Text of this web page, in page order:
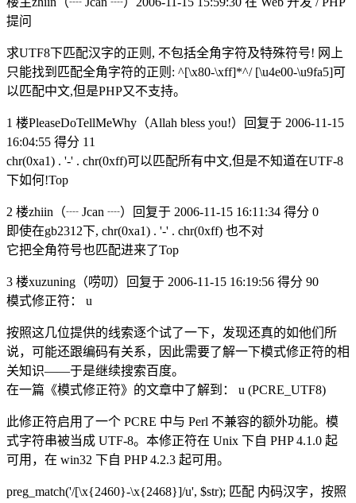
提问
求UTF8下匹配汉字的正则, 不包括全角字符及特殊符号! 网上
只能找到匹配全角字符的正则: ^[\x80-\xff]*^/ [\u4e00-\u9fa5]可
以匹配中文,但是PHP又不支持。
1 楼PleaseDoTellMeWhy（Allah bless you!）回复于 2006-11-15
16:04:55 得分 11
chr(0xa1) . '-' . chr(0xff)可以匹配所有中文,但是不知道在UTF-8
下如何!Top
2 楼zhiin（┈ Jcan ┈）回复于 2006-11-15 16:11:34 得分 0
即使在gb2312下, chr(0xa1) . '-' . chr(0xff) 也不对
它把全角符号也匹配进来了Top
3 楼xuzuning（唠叨）回复于 2006-11-15 16:19:56 得分 90
模式修正符： u
按照这几位提供的线索逐个试了一下，发现还真的如他们所
说，可能还跟编码有关系，因此需要了解一下模式修正符的相
关知识——于是继续搜索百度。
在一篇《模式修正符》的文章中了解到： u (PCRE_UTF8)
此修正符启用了一个 PCRE 中与 Perl 不兼容的额外功能。模
式字符串被当成 UTF-8。本修正符在 Unix 下自 PHP 4.1.0 起
可用，在 win32 下自 PHP 4.2.3 起可用。
preg_match('/[\x{2460}-\x{2468}]/u', $str); 匹配 内码汉字，按照